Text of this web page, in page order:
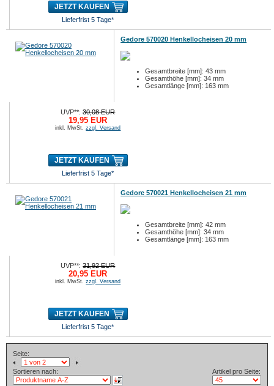
JETZT KAUFEN
Lieferfrist 5 Tage*
Gedore 570020 Henkellocheisen 20 mm
Gesamtbreite [mm]: 43 mm
Gesamthöhe [mm]: 34 mm
Gesamtlänge [mm]: 163 mm
UVP**:30,08 EUR
19,95 EUR
inkl. MwSt.zzgl. Versand
JETZT KAUFEN
Lieferfrist 5 Tage*
Gedore 570021 Henkellocheisen 21 mm
Gesamtbreite [mm]: 42 mm
Gesamthöhe [mm]: 34 mm
Gesamtlänge [mm]: 163 mm
UVP**:31,92 EUR
20,95 EUR
inkl. MwSt.zzgl. Versand
JETZT KAUFEN
Lieferfrist 5 Tage*
Seite:
Sortieren nach: Artikel pro Seite: